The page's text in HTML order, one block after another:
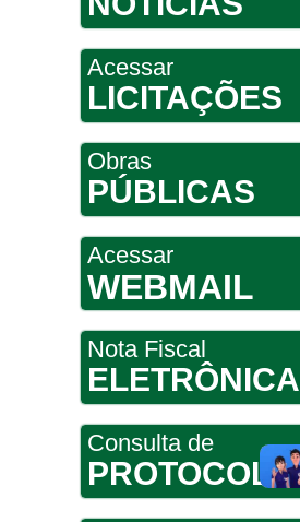
Acessar
LICITAÇÕES
Obras
PÚBLICAS
Acessar
WEBMAIL
Nota Fiscal
ELETRÔNICA
Consulta de
PROTOCOLO